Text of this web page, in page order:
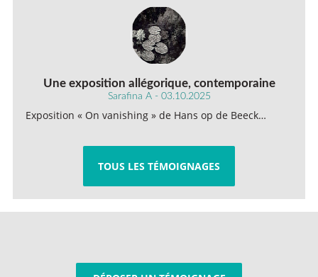
Une exposition allégorique, contemporaine
Sarafina A - 03.10.2025
Exposition « On vanishing » de Hans op de Beeck…
TOUS LES TÉMOIGNAGES